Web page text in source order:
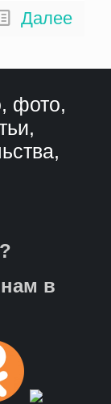
Далее
фото,
в